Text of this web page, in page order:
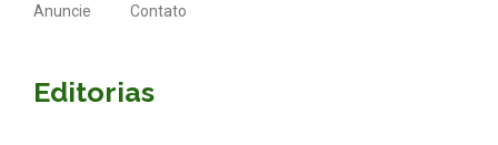
Anuncie Contato
Editorias